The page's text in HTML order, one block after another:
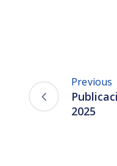
Previous
2025